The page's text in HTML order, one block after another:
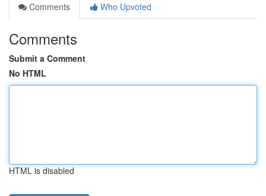
Comments
Who Upvoted
Comments
Submit a Comment
No HTML
HTML is disabled